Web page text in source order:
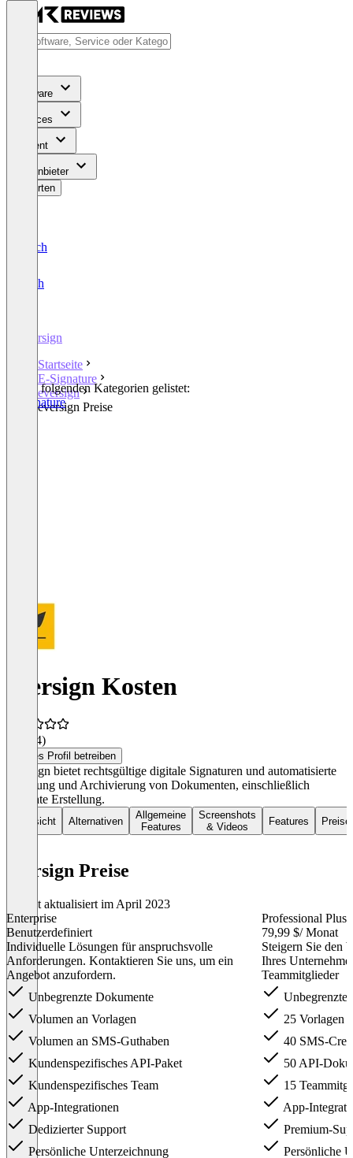
Software
Services
Content
Für Anbieter
Bewerten
Deutsch
English
eversign
Startseite
E-Signature
eversign
eversign Preise
In den folgenden Kategorien gelistet:
E-Signature
eversign Kosten
(14)
Dieses Profil betreiben
Eversign bietet rechtsgültige digitale Signaturen und automatisierte
Lieferung und Archivierung von Dokumenten, einschließlich
template Erstellung.
Übersicht Alternativen
Allgemeine
Features
Screenshots
& Videos
Features Preise
eversign Preise
Zuletzt aktualisiert im April 2023
Enterprise
Benutzerdefiniert
Individuelle Lösungen für anspruchsvolle
Anforderungen. Kontaktieren Sie uns, um ein
Angebot anzufordern.
Unbegrenzte Dokumente
Volumen an Vorlagen
Volumen an SMS-Guthaben
Kundenspezifisches API-Paket
Kundenspezifisches Team
App-Integrationen
Dedizierter Support
Persönliche Unterzeichnung
Professional Plus
79,99 $/ Monat
Steigern Sie den
Ihres
Teammitglieder
Unbegrenzte
25 Vorlagen
40 SMS-
50 API-
15
App-
Premium-
Persönliche